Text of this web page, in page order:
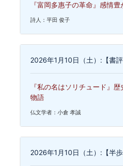
『富岡多惠子の革命』感情
詩人：平田 俊子
2026年1月10日（土）:【書評
『私の名はソリチュード』
物語
仏文学者：小倉 孝誠
2026年1月10日（土）:【半歩